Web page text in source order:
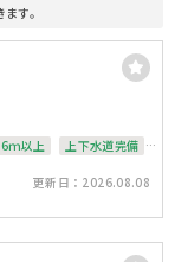
す。
ｍ以上
上下水道完備
更新日：2026.08.08